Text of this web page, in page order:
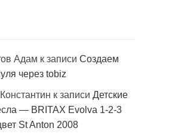
Адам к записи Создаем
через tobiz
к записи Детские
— BRITAX Evolva 1-2-3
St Anton 2008